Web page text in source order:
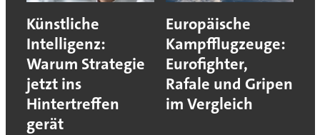
Künstliche
Intelligenz:
Warum Strategie
jetzt ins
Hintertreffen
gerät
Europäische
Kampfflugzeuge:
Eurofighter,
Rafale und Gripen
im Vergleich